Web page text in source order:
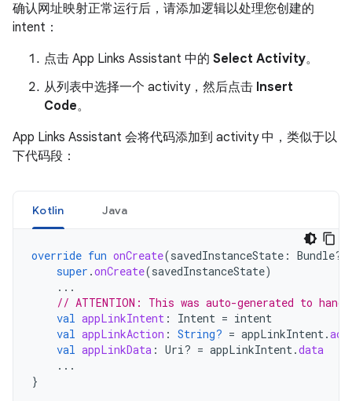
确认网址映射正常运行后，请添加逻辑以处理您创建的
intent：
点击 App Links Assistant 中的 Select Activity。
从列表中选择一个 activity，然后点击 Insert
Code。
App Links Assistant 会将代码添加到 activity 中，类似于以
下代码段：
Kotlin Java
override fun onCreate(savedInstanceState : Bundle?)
super .onCreate(savedInstanceState)
...
// ATTENTION: This was auto-generated to
val appLinkIntent : Intent = intent
val appLinkAction : String? = appLinkIntent.
val appLinkData : Uri? = appLinkIntent.data
...
}